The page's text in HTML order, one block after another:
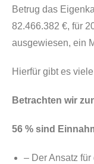
Betrug das
82.466.382 €, für
ausgewiesen, ein
Hierfür gibt es
Betrachten wir
56 % sind
– Der Ansatz